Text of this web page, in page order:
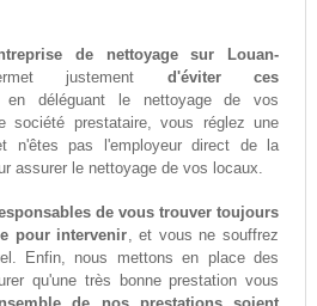
de nettoyage sur Louan-
justement d'éviter ces
déléguant le nettoyage de vos
société prestataire, vous réglez une
n'êtes pas l'employeur direct de la
assurer le nettoyage de vos locaux.
de vous trouver toujours
pour intervenir, et vous ne souffrez
Enfin, nous mettons en place des
qu'une très bonne prestation vous